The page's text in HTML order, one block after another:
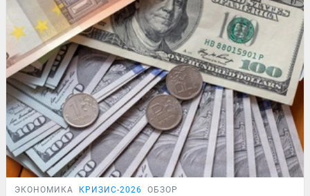
ЭКОНОМИКА КРИЗИС-2026 ОБЗОР